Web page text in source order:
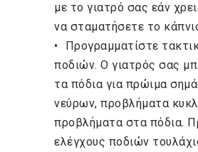
με το γιατρό σας εάν
να σταματήσετε το
Προγραμματίστε
ποδιών. Ο γιατρός σας
τα πόδια για πρώιμα
νεύρων, προβλήματα
προβλήματα στα πόδια.
ελέγχους ποδιών